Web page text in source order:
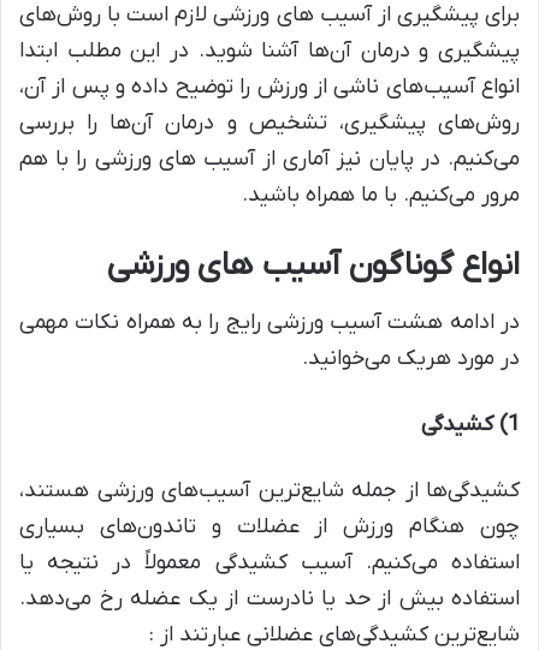
برای پیشگیری از آسیب های ورزشی لازم است با روش‌های
پیشگیری و درمان آن‌ها آشنا شوید. در این مطلب ابتدا
انواع آسیب‌های ناشی از ورزش را توضیح داده و پس از آن،
روش‌های پیشگیری، تشخیص و درمان آن‌ها را بررسی
می‌کنیم. در پایان نیز آماری از آسیب های ورزشی را با هم
مرور می‌کنیم. با ما همراه باشید.
انواع گوناگون آسیب های ورزشی
در ادامه هشت آسیب ورزشی رایج را به همراه نکات مهمی
در مورد هریک می‌خوانید.
1) کشیدگی
کشیدگی‌ها از جمله شایع‌ترین آسیب‌های ورزشی هستند،
چون هنگام ورزش از عضلات و تاندون‌های بسیاری
استفاده می‌کنیم. آسیب کشیدگی معمولاً در نتیجه یا
استفاده بیش از حد یا نادرست از یک عضله رخ می‌دهد.
شایع‌ترین کشیدگی‌های عضلانی عبارتند از :